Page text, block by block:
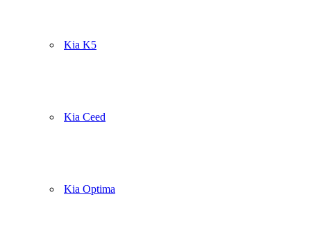
Kia K5
Kia Ceed
Kia Optima